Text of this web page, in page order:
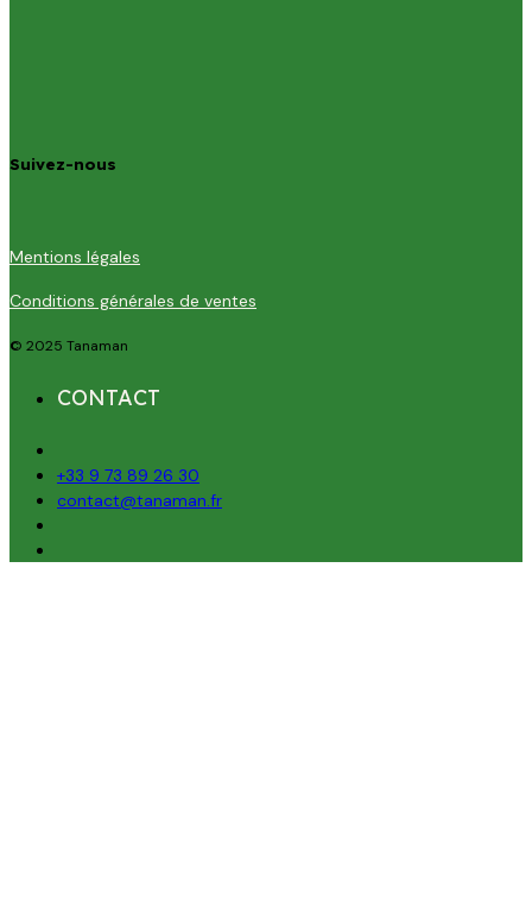
Suivez-nous
Mentions légales
Conditions générales de ventes
© 2025 Tanaman
CONTACT
+33 9 73 89 26 30
contact@tanaman.fr